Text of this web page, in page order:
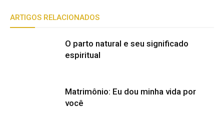
ARTIGOS RELACIONADOS
O parto natural e seu significado
espiritual
Matrimônio: Eu dou minha vida por
você